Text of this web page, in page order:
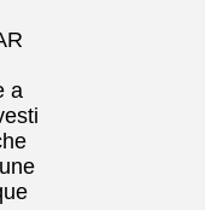
a